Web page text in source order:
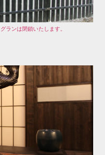
ランは閉鎖いたします。